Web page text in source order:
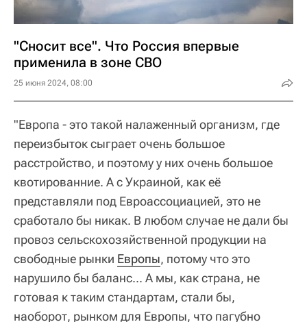
"Сносит все". Что Россия впервые
применила в зоне СВО
25 июня 2024, 08:00
"Европа - это такой налаженный организм, где
переизбыток сыграет очень большое
расстройство, и поэтому у них очень большое
квотированние. А с Украиной, как её
представляли под Евроассоциацией, это не
сработало бы никак. В любом случае не дали бы
провоз сельскохозяйственной продукции на
свободные рынки Европы, потому что это
нарушило бы баланс... А мы, как страна, не
готовая к таким стандартам, стали бы,
наоборот, рынком для Европы, что пагубно